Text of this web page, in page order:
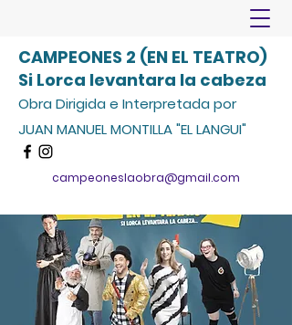
CAMPEONES 2 (EN EL TEATRO)
Si Lorca levantara la cabeza
Obra Dirigida e Interpretada por
JUAN MANUEL MONTILLA "EL LANGUI"
campeoneslaobra@gmail.com